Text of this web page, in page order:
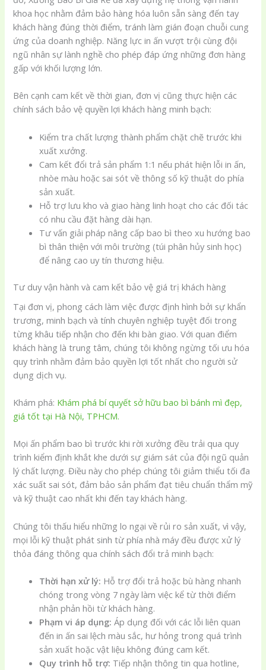
khoa học nhằm đảm bảo hàng hóa luôn sẵn sàng đến tay
khách hàng đúng thời điểm, tránh làm gián đoạn chuỗi cung
ứng của doanh nghiệp. Năng lực in ấn vượt trội cùng đội
ngũ nhân sự lành nghề cho phép đáp ứng những đơn hàng
gấp với khối lượng lớn.
Bên cạnh cam kết về thời gian, đơn vị cũng thực hiện các
chính sách bảo vệ quyền lợi khách hàng minh bạch:
Kiểm tra chất lượng thành phẩm chặt chẽ trước khi
xuất xưởng.
Cam kết đổi trả sản phẩm 1:1 nếu phát hiện lỗi in ấn,
nhòe màu hoặc sai sót về thông số kỹ thuật do phía
sản xuất.
Hỗ trợ lưu kho và giao hàng linh hoạt cho các đối tác
có nhu cầu đặt hàng dài hạn.
Tư vấn giải pháp nâng cấp bao bì theo xu hướng bao
bì thân thiện với môi trường (túi phân hủy sinh học)
để nâng cao uy tín thương hiệu.
Tư duy vận hành và cam kết bảo vệ giá trị khách hàng
Tại đơn vị, phong cách làm việc được định hình bởi sự khẩn
trương, minh bạch và tính chuyên nghiệp tuyệt đối trong
từng khâu tiếp nhận cho đến khi bàn giao. Với quan điểm
khách hàng là trung tâm, chúng tôi không ngừng tối ưu hóa
quy trình nhằm đảm bảo quyền lợi tốt nhất cho người sử
dụng dịch vụ.
Khám phá: Khám phá bí quyết sở hữu bao bì bánh mì đẹp,
giá tốt tại Hà Nội, TPHCM.
Mọi ấn phẩm bao bì trước khi rời xưởng đều trải qua quy
trình kiểm định khắt khe dưới sự giám sát của đội ngũ quản
lý chất lượng. Điều này cho phép chúng tôi giảm thiểu tối đa
xác suất sai sót, đảm bảo sản phẩm đạt tiêu chuẩn thẩm mỹ
và kỹ thuật cao nhất khi đến tay khách hàng.
Chúng tôi thấu hiểu những lo ngại về rủi ro sản xuất, vì vậy,
mọi lỗi kỹ thuật phát sinh từ phía nhà máy đều được xử lý
thỏa đáng thông qua chính sách đổi trả minh bạch:
Thời hạn xử lý: Hỗ trợ đổi trả hoặc bù hàng nhanh
chóng trong vòng 7 ngày làm việc kể từ thời điểm
nhận phản hồi từ khách hàng.
Phạm vi áp dụng: Áp dụng đối với các lỗi liên quan
đến in ấn sai lệch màu sắc, hư hỏng trong quá trình
sản xuất hoặc vật liệu không đúng cam kết.
Quy trình hỗ trợ: Tiếp nhận thông tin qua hotline,